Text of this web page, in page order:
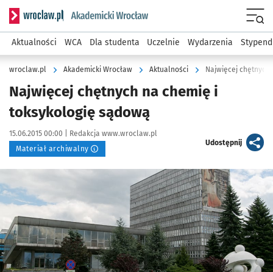
Serwis informacyjny wroclaw.pl podserwis: Akademicki
Aktualności WCA Dla studenta Uczelnie Wydarzenia
wroclaw.pl Akademicki Wrocław Aktualności Najwięcej
Najwięcej chętnych na chemię i
toksykologię sądową
Data publikacji:
15.06.2015 00:00 | Autor:
Redakcja www.wroclaw.pl
Materiał archiwalny
Udostępnijartykuł
Kliknij, aby powiększyć